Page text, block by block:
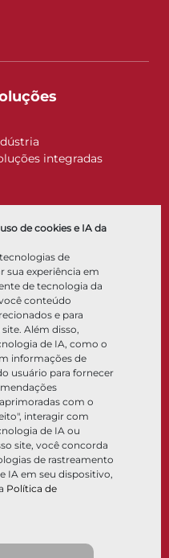
de cookies e IA da
de
sua experiência em
de tecnologia da
conteúdo
e para
Além disso,
de IA, como o
informações de
usuário para fornecer
com o
interagir com
de IA ou
site, você concorda
de rastreamento
IA em seu dispositivo,
Política de
integradas
de conhecimento
de materiais
YouTube
os direitos reservados